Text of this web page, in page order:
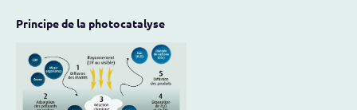
Principe de la photocatalyse